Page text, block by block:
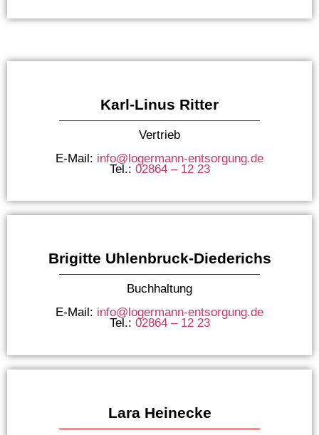
Karl-Linus Ritter
Vertrieb
E-Mail: info@logermann-entsorgung.de
Tel.: 02864 – 12 23
Brigitte Uhlenbruck-Diederichs
Buchhaltung
E-Mail: info@logermann-entsorgung.de
Tel.: 02864 – 12 23
Lara Heinecke